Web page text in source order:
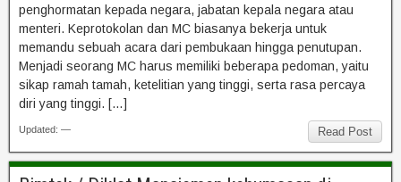
penghormatan kepada negara, jabatan kepala negara atau
menteri. Keprotokolan dan MC biasanya bekerja untuk
memandu sebuah acara dari pembukaan hingga penutupan.
Menjadi seorang MC harus memiliki beberapa pedoman, yaitu
sikap ramah tamah, ketelitian yang tinggi, serta rasa percaya
diri yang tinggi. […]
Read Post
Updated: —